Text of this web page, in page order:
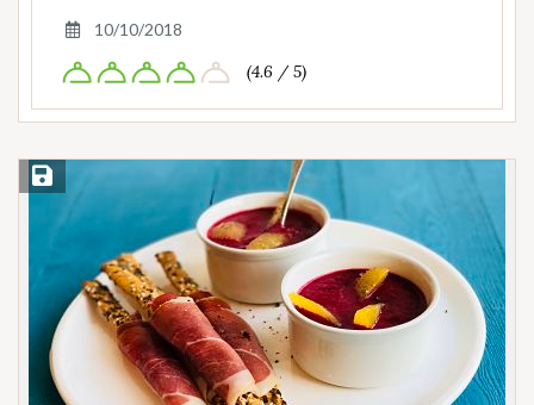
10/10/2018
(4.6 / 5)
Save Recipe